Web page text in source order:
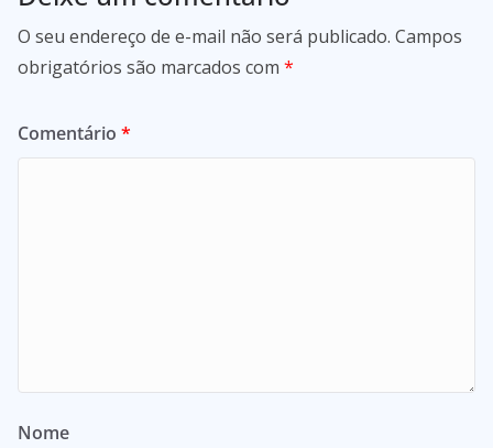
O seu endereço de e-mail não será publicado. Campos
obrigatórios são marcados com *
Comentário *
Nome